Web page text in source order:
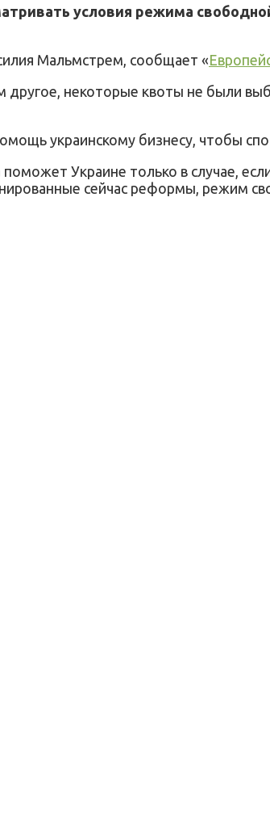
условия режима
Мальмстрем, сообщает «
некоторые квоты не были
украинскому бизнесу, чтобы
Украине только в случае,
сейчас реформы, режим